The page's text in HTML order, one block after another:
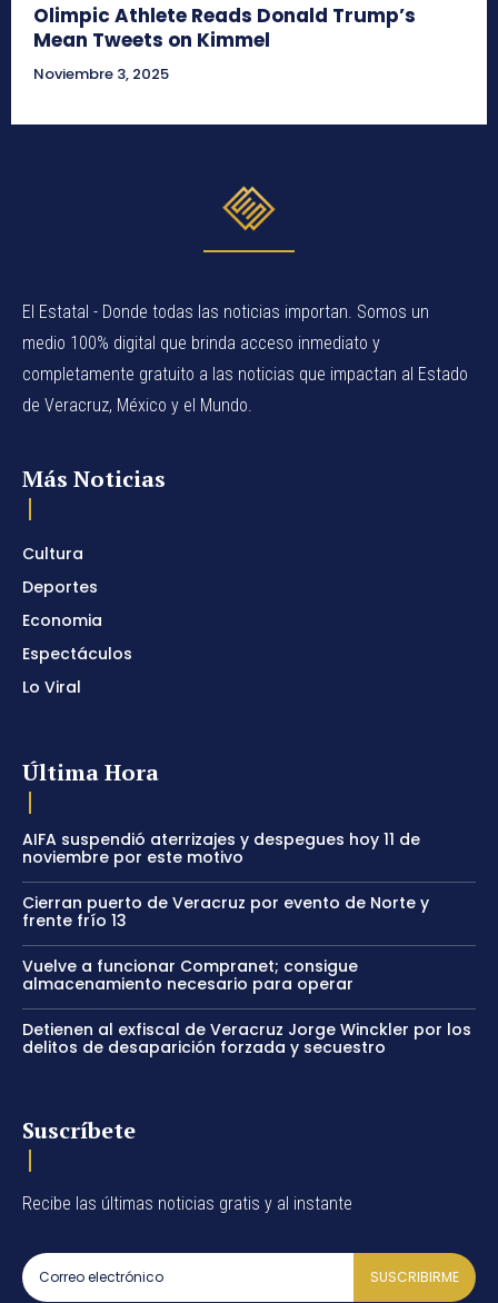
Olimpic Athlete Reads Donald Trump’s
Mean Tweets on Kimmel
Noviembre 3, 2025
El Estatal - Donde todas las noticias importan. Somos un
medio 100% digital que brinda acceso inmediato y
completamente gratuito a las noticias que impactan al Estado
de Veracruz, México y el Mundo.
Más Noticias
Cultura
Deportes
Economia
Espectáculos
Lo Viral
Última Hora
AIFA suspendió aterrizajes y despegues hoy 11 de
noviembre por este motivo
Cierran puerto de Veracruz por evento de Norte y
frente frío 13
Vuelve a funcionar Compranet; consigue
almacenamiento necesario para operar
Detienen al exfiscal de Veracruz Jorge Winckler por los
delitos de desaparición forzada y secuestro
Suscríbete
Recibe las últimas noticias gratis y al instante
SUSCRIBIRME